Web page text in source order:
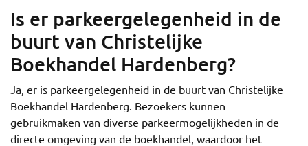
Is er parkeergelegenheid in de
buurt van Christelijke
Boekhandel Hardenberg?
Ja, er is parkeergelegenheid in de buurt van Christelijke
Boekhandel Hardenberg. Bezoekers kunnen
gebruikmaken van diverse parkeermogelijkheden in de
directe omgeving van de boekhandel, waardoor het